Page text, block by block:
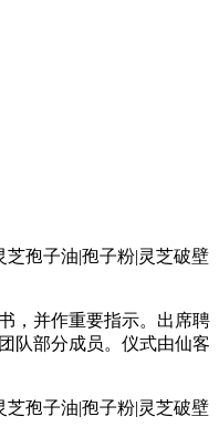
，并作重要指示。出席聘
队部分成员。仪式由仙客